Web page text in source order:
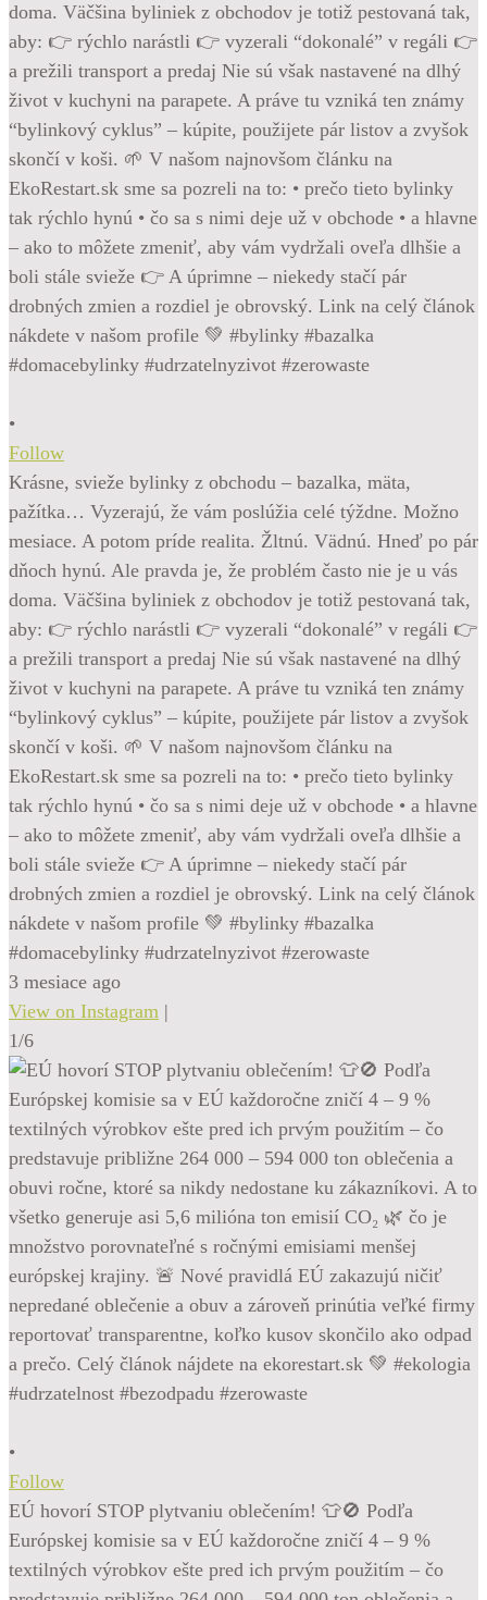
•
Follow
Krásne, svieže bylinky z obchodu – bazalka, mäta,
pažítka… Vyzerajú, že vám poslúžia celé týždne. Možno
mesiace. A potom príde realita. Žltnú. Vädnú. Hneď po pár
dňoch hynú. Ale pravda je, že problém často nie je u vás
doma. Väčšina byliniek z obchodov je totiž pestovaná tak,
aby: 👉 rýchlo narástli 👉 vyzerali “dokonalé” v regáli 👉
a prežili transport a predaj Nie sú však nastavené na dlhý
život v kuchyni na parapete. A práve tu vzniká ten známy
“bylinkový cyklus” – kúpite, použijete pár listov a zvyšok
skončí v koši. 🌱 V našom najnovšom článku na
EkoRestart.sk sme sa pozreli na to: • prečo tieto bylinky
tak rýchlo hynú • čo sa s nimi deje už v obchode • a hlavne
– ako to môžete zmeniť, aby vám vydržali oveľa dlhšie a
boli stále svieže 👉 A úprimne – niekedy stačí pár
drobných zmien a rozdiel je obrovský. Link na celý článok
nákdete v našom profile 💚 #bylinky #bazalka
#domacebylinky #udrzatelnyzivot #zerowaste
3 mesiace ago
View on Instagram |
1/6
•
Follow
EÚ hovorí STOP plytvaniu oblečením! 👕🚫 Podľa
Európskej komisie sa v EÚ každoročne zničí 4 – 9 %
textilných výrobkov ešte pred ich prvým použitím – čo